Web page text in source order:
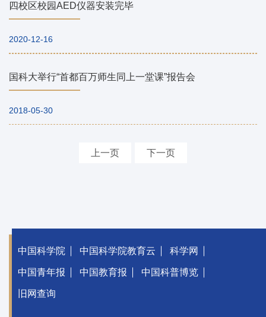
四校区校园AED仪器安装完毕
2020-12-16
国科大举行“首都百万师生同上一堂课”报告会
2018-05-30
上一页 下一页
中国科学院 中国科学院教育云 科学网
中国青年报 中国教育报 中国科普博览
旧网查询